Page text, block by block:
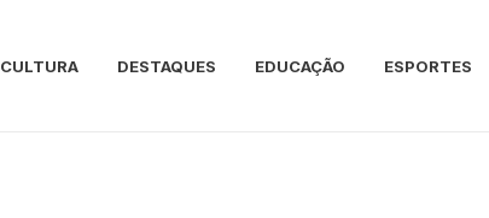
CULTURA DESTAQUES EDUCAÇÃO ESPORTES